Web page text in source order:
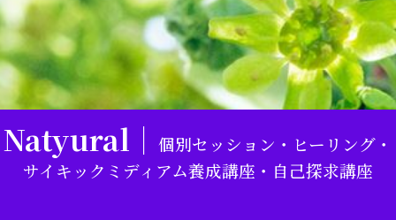
Natyural｜ 個別セッション・ヒーリング・
サイキックミディアム養成講座・自己探求講座